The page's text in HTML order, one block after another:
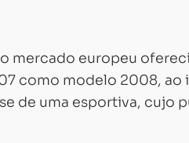
mercado europeu
como modelo 2008, ao
de uma esportiva, cujo